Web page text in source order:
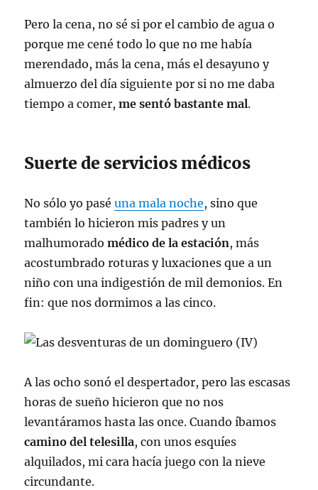
Pero la cena, no sé si por el cambio de agua o
porque me cené todo lo que no me había
merendado, más la cena, más el desayuno y
almuerzo del día siguiente por si no me daba
tiempo a comer,me sentó bastante mal.
Suerte de servicios médicos
No sólo yo paséuna mala noche, sino que
también lo hicieron mis padres y un
malhumoradomédico de la estación, más
acostumbrado roturas y luxaciones que a un
niño con una indigestión de mil demonios. En
fin: que nos dormimos a las cinco.
A las ocho sonó el despertador, pero las escasas
horas de sueño hicieron que no nos
levantáramos hasta las once. Cuando íbamos
camino del telesilla, con unos esquíes
alquilados, mi cara hacía juego con la nieve
circundante.